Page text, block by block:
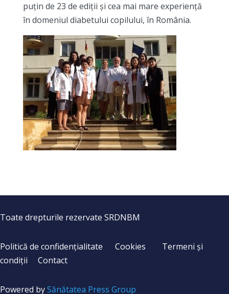
puțin de 23 de ediții și cea mai mare experiență
în domeniul diabetului copilului, în România.
Toate drepturile rezervate SRDNBM
Politică de confidențialitate Cookies
Termeni și
condiții
Contact
Powered bySănătatea Press Group